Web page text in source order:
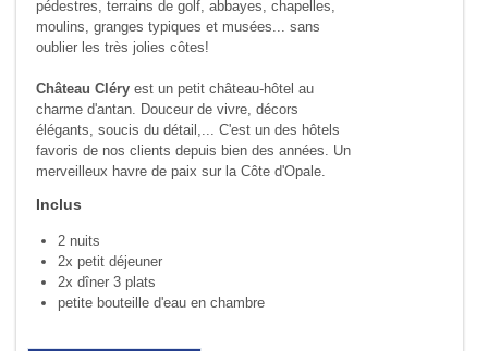
pédestres, terrains de golf, abbayes, chapelles,
moulins, granges typiques et musées... sans
oublier les très jolies côtes!
Château Cléry est un petit château-hôtel au
charme d'antan. Douceur de vivre, décors
élégants, soucis du détail,... C'est un des hôtels
favoris de nos clients depuis bien des années. Un
merveilleux havre de paix sur la Côte d'Opale.
Inclus
2 nuits
2x petit déjeuner
2x dîner 3 plats
petite bouteille d'eau en chambre